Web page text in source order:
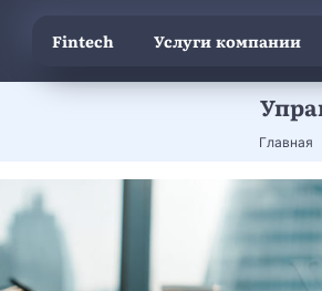
Fintech Услуги компании
Главная